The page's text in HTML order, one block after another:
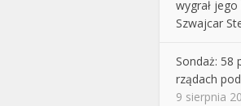
wygrał
Szwajcar
Sondaż: 58
rządach
9 sierpnia